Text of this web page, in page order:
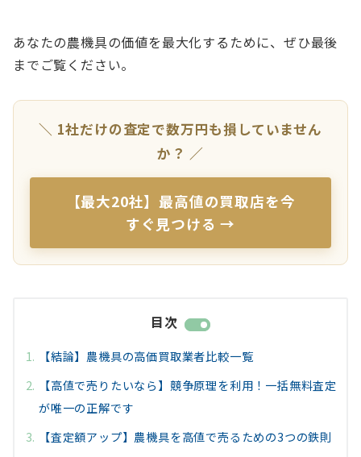
あなたの農機具の価値を最大化するために、ぜひ最後
までご覧ください。
＼ 1社だけの査定で数万円も損していません
か？ ／
【最大20社】最高値の買取店を今
すぐ見つける →
目次
【結論】農機具の高価買取業者比較一覧
【高値で売りたいなら】競争原理を利用！一括無料査定
が唯一の正解です
【査定額アップ】農機具を高値で売るための3つの鉄則